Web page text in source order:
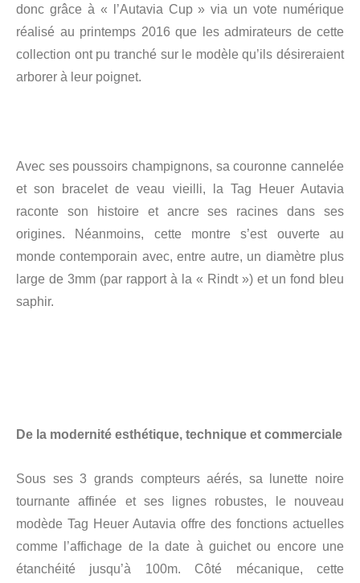
donc grâce à « l’Autavia Cup » via un vote numérique
réalisé au printemps 2016 que les admirateurs de cette
collection ont pu tranché sur le modèle qu’ils désireraient
arborer à leur poignet.
Avec ses poussoirs champignons, sa couronne cannelée
et son bracelet de veau vieilli, la Tag Heuer Autavia
raconte son histoire et ancre ses racines dans ses
origines. Néanmoins, cette montre s’est ouverte au
monde contemporain avec, entre autre, un diamètre plus
large de 3mm (par rapport à la « Rindt ») et un fond bleu
saphir.
De la modernité esthétique, technique et commerciale
Sous ses 3 grands compteurs aérés, sa lunette noire
tournante affinée et ses lignes robustes, le nouveau
modède Tag Heuer Autavia offre des fonctions actuelles
comme l’affichage de la date à guichet ou encore une
étanchéité jusqu’à 100m. Côté mécanique, cette